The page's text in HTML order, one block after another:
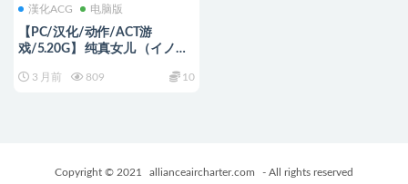
漢化ACG 电脑版
【PC/汉化/动作/ACT游
戏/5.20G】 纯真女儿 （イノセ
版+自带全回想+动作ACT游戏
3 月前 809 10
Copyright © 2021 allianceaircharter.com - All rights reserved